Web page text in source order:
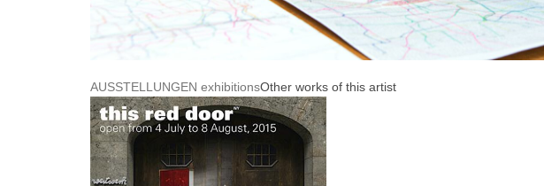
AUSSTELLUNGEN exhibitionsOther works of this artist